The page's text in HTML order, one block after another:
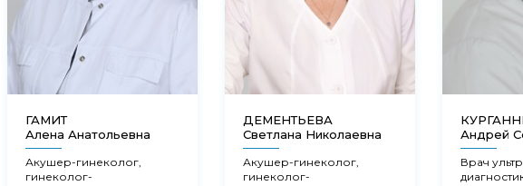
ГАМИТ
Алена Анатольевна
Акушер-гинеколог,
гинеколог-
ДЕМЕНТЬЕВА
Светлана Николаевна
Акушер-гинеколог,
гинеколог-
Андрей
Врач